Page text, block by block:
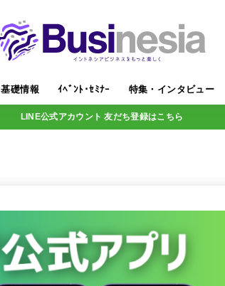
基礎情報 ｲﾍﾞﾝﾄ･ｾﾐﾅｰ 特集・インタビュー
LINE公式アカウント 友だち登録はこちら